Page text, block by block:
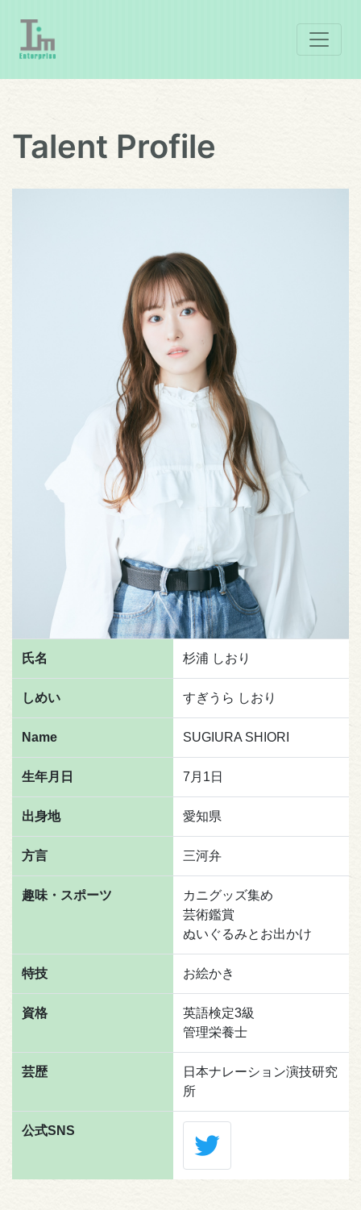
Talent Profile
氏名 杉浦 しおり
しめい すぎうら しおり
Name SUGIURA SHIORI
生年月日 7月1日
出身地 愛知県
方言 三河弁
趣味・スポーツ
カニグッズ集め
芸術鑑賞
ぬいぐるみとお出かけ
特技 お絵かき
資格
英語検定3級
管理栄養士
芸歴
日本ナレーション演技研究
所
公式SNS